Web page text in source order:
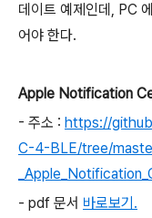
데이트 예제인데, PC
어야 한다.
Apple Notification
- 주소 : https://
C-4-BLE/tree/
- pdf 문서 바로보기.